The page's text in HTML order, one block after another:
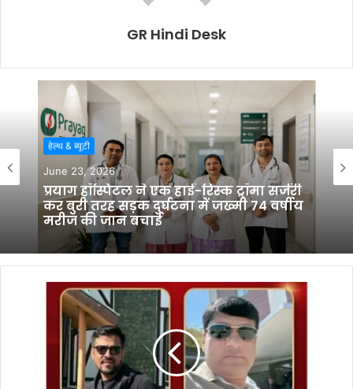
GR Hindi Desk
हेल्थ & ब्यूटी
June 23, 2026
प्रयाग हॉस्पिटल ने एक हाई-रिस्क ट्रॉमा सर्जरी
कर बुरी तरह सड़क दुर्घटना में जख्मी 74 वर्षीय
मरीज की जान बचाई
हेल्थ & ब्यूटी
May 27, 2026
भारत की अग्रणी CAR T-सेल थेरेपी से ब्लड
कैंसर मरीजों को दो साल तक राहत